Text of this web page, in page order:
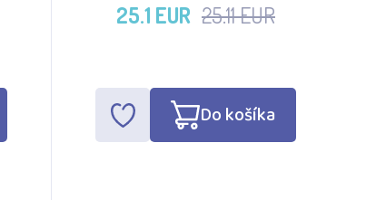
25.1 EUR 25.11 EUR
Do košíka